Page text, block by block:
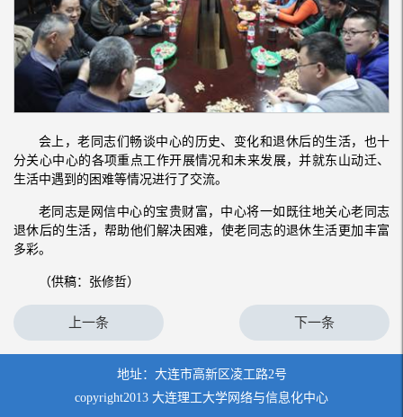
会上，老同志们畅谈中心的历史、变化和退休后的生活，也十
分关心中心的各项重点工作开展情况和未来发展，并就东山动迁、
生活中遇到的困难等情况进行了交流。
老同志是网信中心的宝贵财富，中心将一如既往地关心老同志
退休后的生活，帮助他们解决困难，使老同志的退休生活更加丰富
多彩。
（供稿：张修哲）
上一条 下一条
地址：大连市高新区凌工路2号
copyright2013 大连理工大学网络与信息化中心